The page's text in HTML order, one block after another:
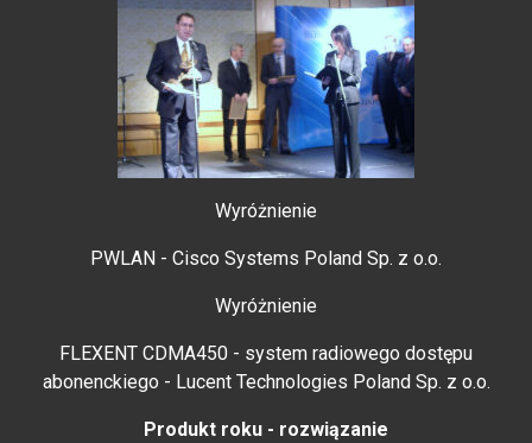
Wyróżnienie
PWLAN - Cisco Systems Poland Sp. z o.o.
Wyróżnienie
FLEXENT CDMA450 - system radiowego dostępu
abonenckiego - Lucent Technologies Poland Sp. z o.o.
Produkt roku - rozwiązanie